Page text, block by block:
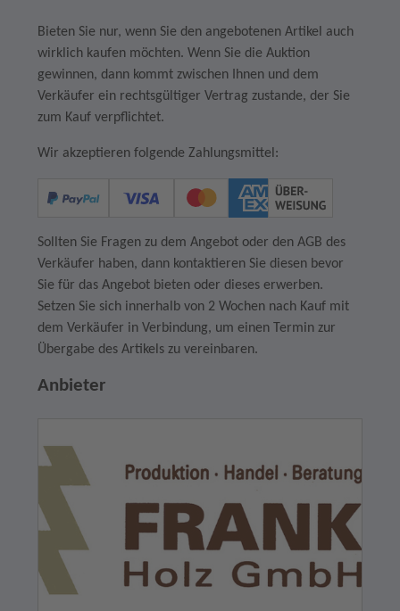
Bieten Sie nur, wenn Sie den angebotenen Artikel auch
wirklich kaufen möchten. Wenn Sie die Auktion
gewinnen, dann kommt zwischen Ihnen und dem
Verkäufer ein rechtsgültiger Vertrag zustande, der Sie
zum Kauf verpflichtet.
Wir akzeptieren folgende Zahlungsmittel:
Sollten Sie Fragen zu dem Angebot oder den AGB des
Verkäufer haben, dann kontaktieren Sie diesen bevor
Sie für das Angebot bieten oder dieses erwerben.
Setzen Sie sich innerhalb von 2 Wochen nach Kauf mit
dem Verkäufer in Verbindung, um einen Termin zur
Übergabe des Artikels zu vereinbaren.
Anbieter